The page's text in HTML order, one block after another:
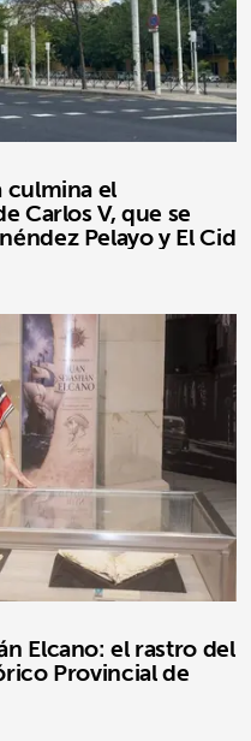
culmina el
V, que se
Pelayo y El Cid
Elcano: el rastro del
Provincial de